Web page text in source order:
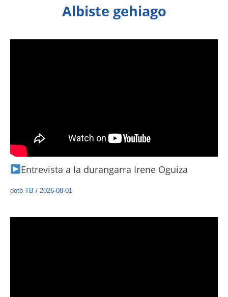
Albiste gehiago
Entrevista a la durangarra Irene Oguiza
dotb TB / 2026-08-01